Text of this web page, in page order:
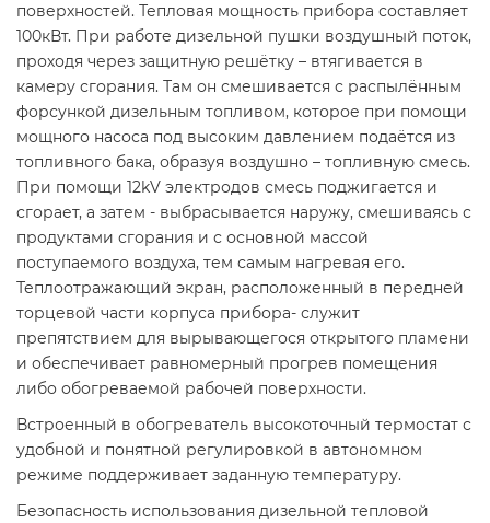
поверхностей. Тепловая мощность прибора составляет
100кВт. При работе дизельной пушки воздушный поток,
проходя через защитную решётку – втягивается в
камеру сгорания. Там он смешивается с распылённым
форсункой дизельным топливом, которое при помощи
мощного насоса под высоким давлением подаётся из
топливного бака, образуя воздушно – топливную смесь.
При помощи 12kV электродов смесь поджигается и
сгорает, а затем - выбрасывается наружу, смешиваясь с
продуктами сгорания и с основной массой
поступаемого воздуха, тем самым нагревая его.
Теплоотражающий экран, расположенный в передней
торцевой части корпуса прибора- служит
препятствием для вырывающегося открытого пламени
и обеспечивает равномерный прогрев помещения
либо обогреваемой рабочей поверхности.
Встроенный в обогреватель высокоточный термостат с
удобной и понятной регулировкой в автономном
режиме поддерживает заданную температуру.
Безопасность использования дизельной тепловой